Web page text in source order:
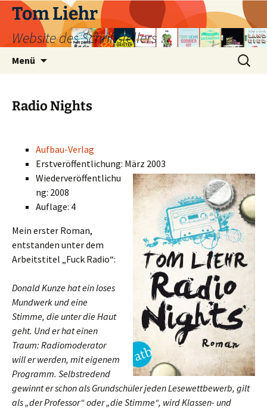
Zum
Inhalt
springen
Tom Liehr
Website des Schriftstellers
Menü
Suchen
nach:
Radio Nights
Aufbau-Verlag
Erstveröffentlichung: März 2003
Wiederveröffentlichu
ng: 2008
Auflage: 4
Mein erster Roman,
entstanden unter dem
Arbeitstitel „Fuck Radio“:
Donald Kunze hat ein loses
Mundwerk und eine
Stimme, die unter die Haut
geht. Und er hat einen
Traum: Radiomoderator
will er werden, mit eigenem
Programm. Selbstredend
gewinnt er schon als Grundschüler jeden Lesewettbewerb, gilt
als „der Professor“ oder „die Stimme“, wird Klassen- und